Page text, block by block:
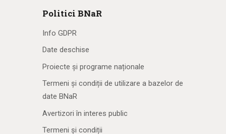
Politici BNaR
Info GDPR
Date deschise
Proiecte și programe naționale
Termeni și condiții de utilizare a bazelor de
date BNaR
Avertizori în interes public
Termeni și condiții